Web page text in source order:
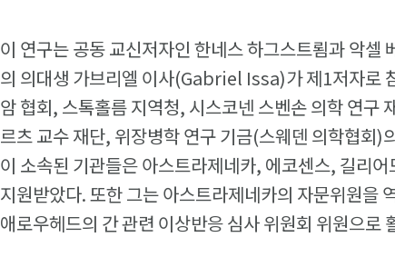
이 연구는 공동 교신저자인 한네스 하그스트룀과 악
의 의대생 가브리엘 이사(Gabriel Issa)가 제1저자로
암 협회, 스톡홀름 지역청, 시스코넨 스벤손 의학 연구
르츠 교수 재단, 위장병학 연구 기금(스웨덴 의학협회)
이 소속된 기관들은 아스트라제네카, 에코센스, 길리
지원받았다. 또한 그는 아스트라제네카의 자문위원을
애로우헤드의 간 관련 이상반응 심사 위원회 위원으로